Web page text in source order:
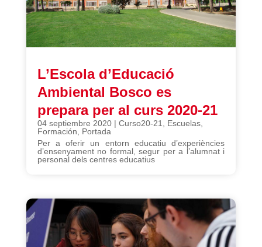
L’Escola d’Educació
Ambiental Bosco es
prepara per al curs 2020-21
04 septiembre 2020| Curso20-21 Escuelas,
Formación
Portada
Per a oferir un entorn educatiu d’experiències
d’ensenyament no formal, segur per a l’alumnat i
personal dels centres educatius